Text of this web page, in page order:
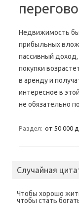
Недвижимость
прибыльных
пассивный
покупки
в аренду и
интересное в
не обязательно
Раздел: от 50 000
Случайная
Чтобы хорошо
чтобы стать